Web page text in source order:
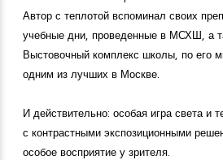
Автор с теплотой вспоминал своих
учебные дни, проведенные в МСХШ, а
Выстовочный комплекс школы, по его
одним из лучших в Москве.
И действительно: особая игра света и
с контрастными экспозиционными
особое восприятие у зрителя.